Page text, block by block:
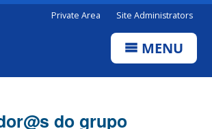
Private Area Site Administrators
MENU
do grupo